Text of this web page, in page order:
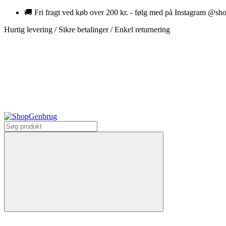
🚚 Fri fragt ved køb over 200 kr. - følg med på Instagram
Hurtig levering / Sikre betalinger / Enkel returnering